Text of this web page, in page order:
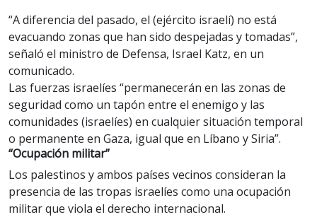
“A diferencia del pasado, el (ejército israelí) no está
evacuando zonas que han sido despejadas y tomadas”,
señaló el ministro de Defensa, Israel Katz, en un
comunicado.
Las fuerzas israelíes “permanecerán en las zonas de
seguridad como un tapón entre el enemigo y las
comunidades (israelíes) en cualquier situación temporal
o permanente en Gaza, igual que en Líbano y Siria”.
“Ocupación militar”
Los palestinos y ambos países vecinos consideran la
presencia de las tropas israelíes como una ocupación
militar que viola el derecho internacional.